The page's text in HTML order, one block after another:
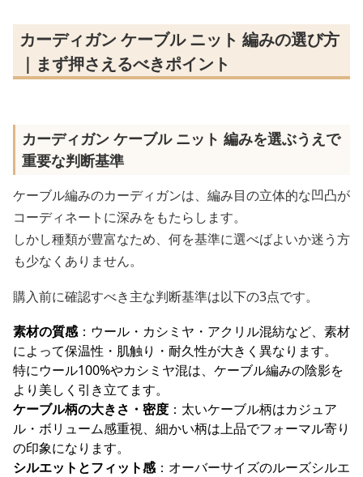
カーディガン ケーブル ニット 編みの選び方
｜まず押さえるべきポイント
カーディガン ケーブル ニット 編みを選ぶうえで
重要な判断基準
ケーブル編みのカーディガンは、編み目の立体的な凹凸が
コーディネートに深みをもたらします。
しかし種類が豊富なため、何を基準に選べばよいか迷う方
も少なくありません。
購入前に確認すべき主な判断基準は以下の3点です。
素材の質感：ウール・カシミヤ・アクリル混紡など、素材
によって保温性・肌触り・耐久性が大きく異なります。
特にウール100%やカシミヤ混は、ケーブル編みの陰影を
より美しく引き立てます。
ケーブル柄の大きさ・密度 ：太いケーブル柄はカジュア
ル・ボリューム感重視、細かい柄は上品でフォーマル寄り
の印象になります。
シルエットとフィット感：オーバーサイズのルーズシルエ